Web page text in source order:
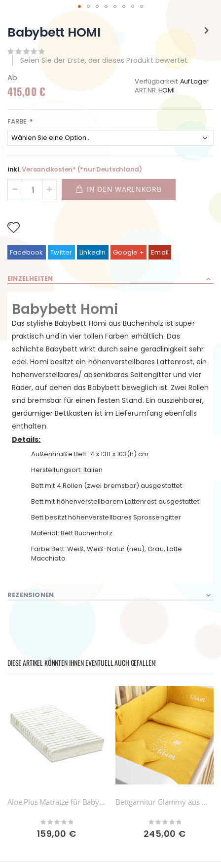
Anfang
der
springen
Babybett HOMI
Seien Sie der Erste, der dieses Produkt bewertet
Ab
415,00 €
Verfügbarkeit: Auf Lager
ART.NR. HOMI
FARBE
inkl.Versandkosten* (*nur Deutschland)
IN DEN WARENKORB
Facebook Twitter LinkedIn Google + Email
EINZELHEITEN
Babybett Homi
Das stylishe Babybett Homi aus Buchenholz ist super
praktisch und in vier tollen Farben erhältlich. Das
schlichte Babybett wirkt durch seine geradlinigkeit sehr
edel. Homi besitzt ein höhenverstellbares Lattenrost, ein
höhenverstellbares/ absenkbares Seitengitter und vier
Räder, auf denen das Babybett beweglich ist. Zwei Rollen
sind bremsbar für einen festen Stand. Ein ausziehbarer,
geräumiger Bettkasten ist im Lieferumfang ebenfalls
enthalten.
Details:
Außenmaße Bett: 71 x 130 x 103(h) cm
Herstellungsort: Italien
Bett mit 4 Rollen (zwei bremsbar) ausgestattet
Bett mit höhenverstellbarem Lattenrost ausgestattet
Bett besitzt höhenverstellbares Sprossengitter
Material: Bett Buchenholz
Farbe Bett: Weiß, Weiß-Natur (neu), Grau, Latte
Macchiato
REZENSIONEN
DIESE ARTIKEL KÖNNTEN IHNEN EVENTUELL AUCH GEFALLEN!
Aloe Plus Matratze für Babybetten 123 x 63 cm
Rating:
0%
159,00 €
Bettgarnitur Glammy aus Musselin (5 Farben)
Rating:
0%
245,00 €